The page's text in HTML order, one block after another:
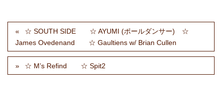
☆ SOUTH SIDE ☆ AYUMI (ポールダンサー) ☆
James Ovedenand ☆ Gaultiens w/ Brian Cullen
☆ M’s Refind ☆ Spit2